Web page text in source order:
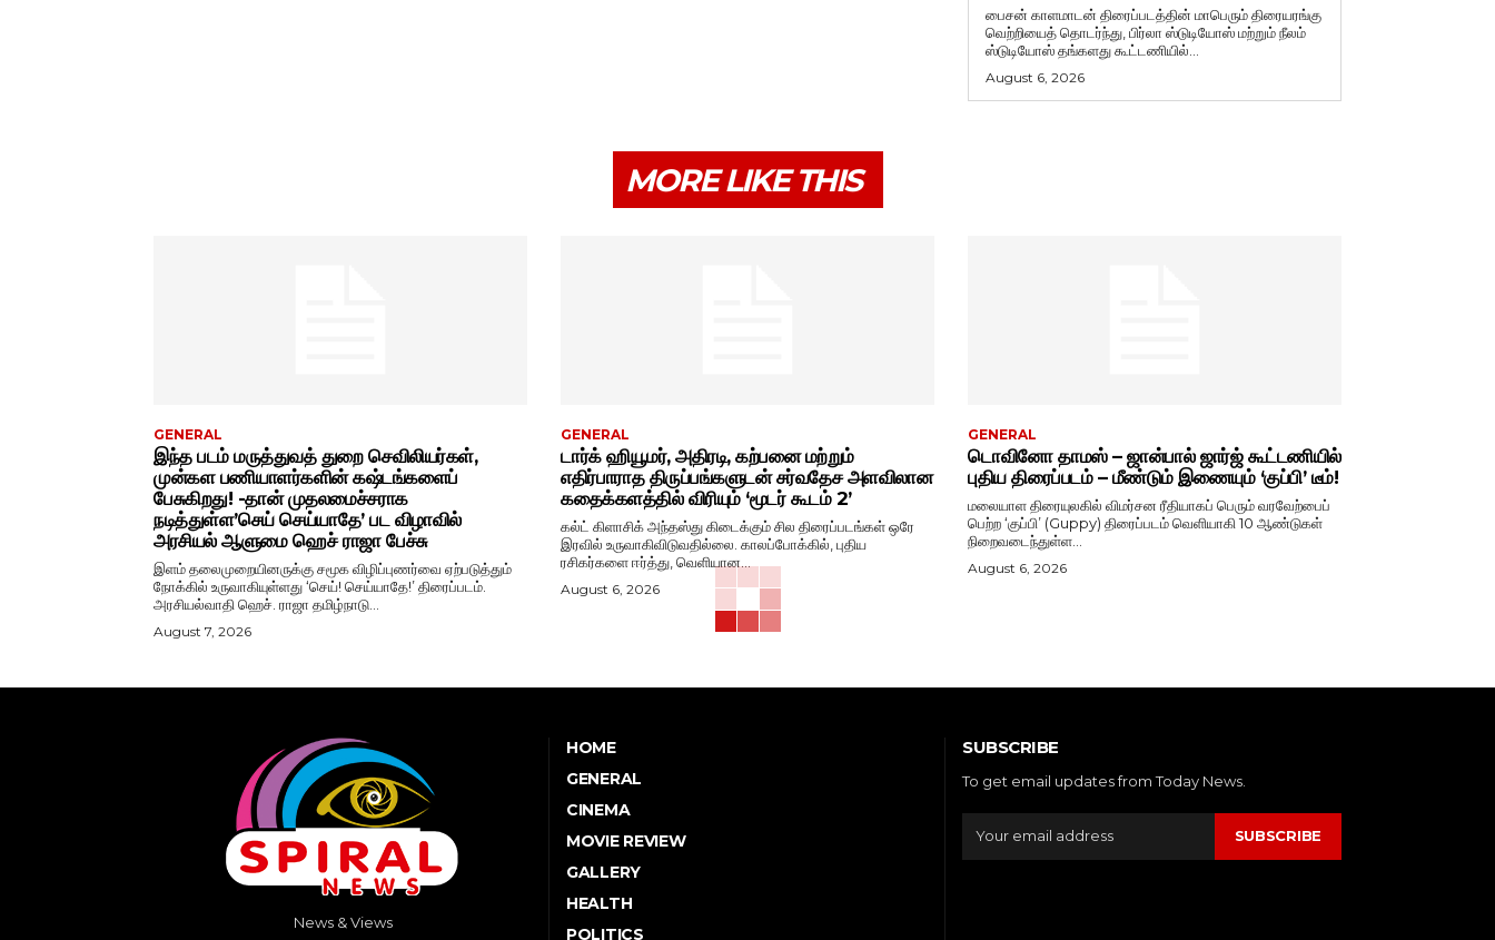
பைசன் காளமாடன் திரைப்படத்தின் மாபெரும் திரையரங்கு
வெற்றியைத் தொடர்ந்து, பிர்லா ஸ்டுடியோஸ் மற்றும் நீலம்
ஸ்டுடியோஸ் தங்களது கூட்டணியில்...
August 6, 2026
MORE LIKE THIS
GENERAL
இந்த படம் மருத்துவத் துறை செவிலியர்கள்,
முன்கள பணியாளர்களின் கஷ்டங்களைப்
பேசுகிறது! -தான் முதலமைச்சராக
நடித்துள்ள’செய் செய்யாதே’ பட விழாவில்
அரசியல் ஆளுமை ஹெச் ராஜா பேச்சு
இளம் தலைமுறையினருக்கு சமூக விழிப்புணர்வை ஏற்படுத்தும்
நோக்கில் உருவாகியுள்ளது ‘செய்! செய்யாதே!’ திரைப்படம்.
அரசியல்வாதி ஹெச். ராஜா தமிழ்நாடு...
August 7, 2026
GENERAL
டார்க் ஹியூமர், அதிரடி, கற்பனை மற்றும்
எதிர்பாராத திருப்பங்களுடன் சர்வதேச அளவிலான
கதைக்களத்தில் விரியும் ‘மூடர் கூடம் 2’
கல்ட் கிளாசிக் அந்தஸ்து கிடைக்கும் சில திரைப்படங்கள் ஒரே
இரவில் உருவாகிவிடுவதில்லை. காலப்போக்கில், புதிய
ரசிகர்களை ஈர்த்து, வெளியான...
August 6, 2026
GENERAL
டொவினோ தாமஸ் – ஜான்பால் ஜார்ஜ் கூட்டணியில்
புதிய திரைப்படம் – மீண்டும் இணையும் ‘குப்பி’ டீம்!
மலையாள திரையுலகில் விமர்சன ரீதியாகப் பெரும் வரவேற்பைப்
பெற்ற ‘குப்பி’ (Guppy) திரைப்படம் வெளியாகி 10 ஆண்டுகள்
நிறைவடைந்துள்ள...
August 6, 2026
News & Views
HOME
GENERAL
CINEMA
MOVIE REVIEW
GALLERY
HEALTH
POLITICS
SUBSCRIBE
To get email updates from Today News.
SUBSCRIBE